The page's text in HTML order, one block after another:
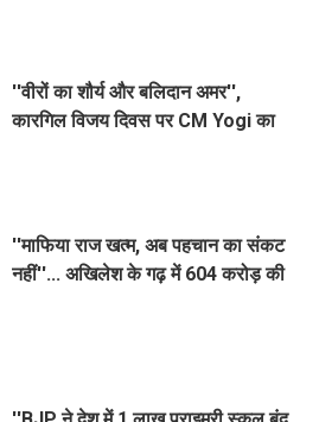
''वीरों का शौर्य और बलिदान अमर'',
कारगिल विजय दिवस पर CM Yogi का
''माफिया राज खत्म, अब पहचान का संकट
नहीं''... अखिलेश के गढ़ में 604 करोड़ की